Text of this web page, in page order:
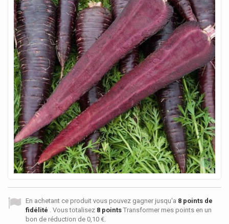
En achetant ce produit vous pouvez gagner jusqu'a 8 points de
fidélité . Vous totalisez 8 points Transformer mes points en un
bon de réduction de 0,10 €.